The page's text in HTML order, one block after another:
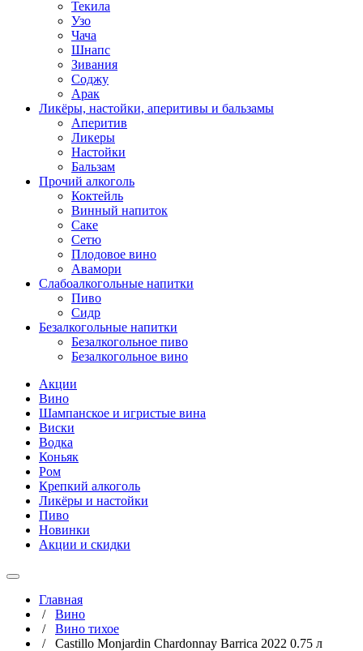
Текила
Узо
Чача
Шнапс
Зивания
Соджу
Арак
Ликёры, настойки, аперитивы и бальзамы
Аперитив
Ликеры
Настойки
Бальзам
Прочий алкоголь
Коктейль
Винный напиток
Саке
Сетю
Плодовое вино
Авамори
Слабоалкогольные напитки
Пиво
Сидр
Безалкогольные напитки
Безалкогольное пиво
Безалкогольное вино
Акции
Вино
Шампанское и игристые вина
Виски
Водка
Коньяк
Ром
Крепкий алкоголь
Ликёры и настойки
Пиво
Новинки
Акции и скидки
Главная
/ Вино
/ Вино тихое
/ Castillo Monjardin Chardonnay Barrica 2022 0.75 л